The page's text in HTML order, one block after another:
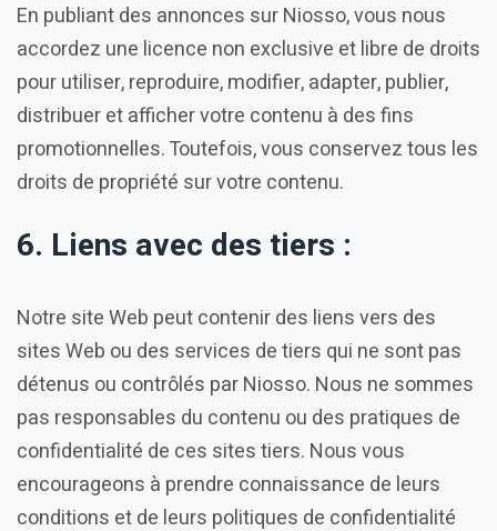
En publiant des annonces sur Niosso, vous nous
accordez une licence non exclusive et libre de droits
pour utiliser, reproduire, modifier, adapter, publier,
distribuer et afficher votre contenu à des fins
promotionnelles. Toutefois, vous conservez tous les
droits de propriété sur votre contenu.
6. Liens avec des tiers :
Notre site Web peut contenir des liens vers des
sites Web ou des services de tiers qui ne sont pas
détenus ou contrôlés par Niosso. Nous ne sommes
pas responsables du contenu ou des pratiques de
confidentialité de ces sites tiers. Nous vous
encourageons à prendre connaissance de leurs
conditions et de leurs politiques de confidentialité